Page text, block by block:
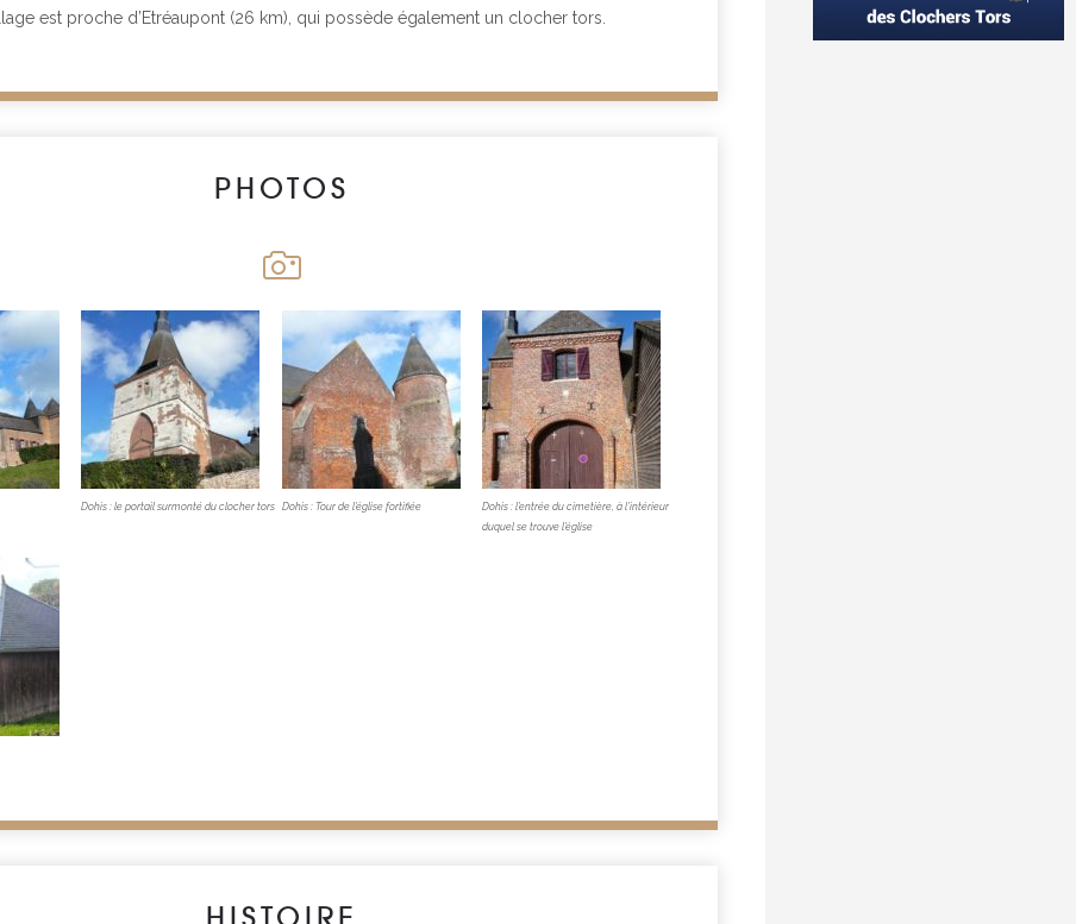
est proche d’Etréaupont (26 km), qui possède également un clocher tors.
PHOTOS
Dohis : le portail surmonté du clocher tors Dohis : Tour de l’église fortifiée
Dohis : l’entrée du cimetière, à l’intérieur
duquel se trouve l’église